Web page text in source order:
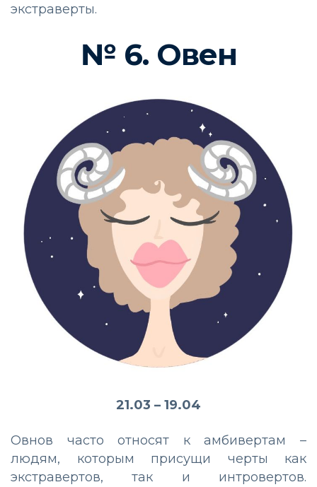
экстраверты.
№ 6. Овен
21.03 – 19.04
Овнов часто относят к амбивертам –
людям, которым присущи черты как
экстравертов, так и интровертов.